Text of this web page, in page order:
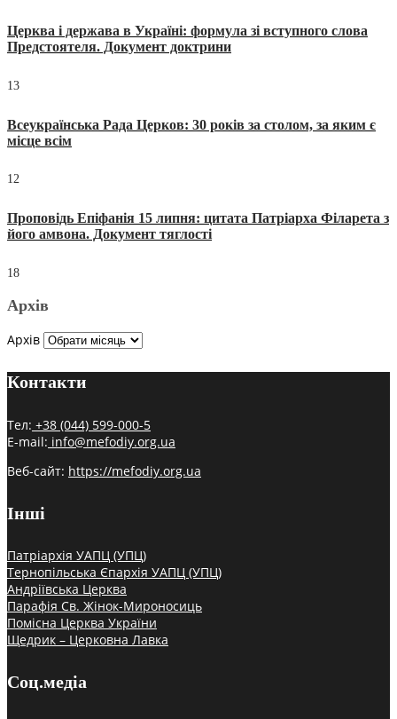
Церква і держава в Україні: формула зі вступного слова
Предстоятеля. Документ доктрини
13
Всеукраїнська Рада Церков: 30 років за столом, за яким є
місце всім
12
Проповідь Епіфанія 15 липня: цитата Патріарха Філарета з
його амвона. Документ тяглості
18
Архів
Архів
Контакти
Тел: +38 (044) 599-000-5
E-mail: info@mefodiy.org.ua
Веб-сайт: https://mefodiy.org.ua
Інші
Патріархія УАПЦ (УПЦ)
Тернопільська Єпархія УАПЦ (УПЦ)
Андріївська Церква
Парафія Св. Жінок-Мироносиць
Помісна Церква України
Щедрик – Церковна Лавка
Соц.медіа